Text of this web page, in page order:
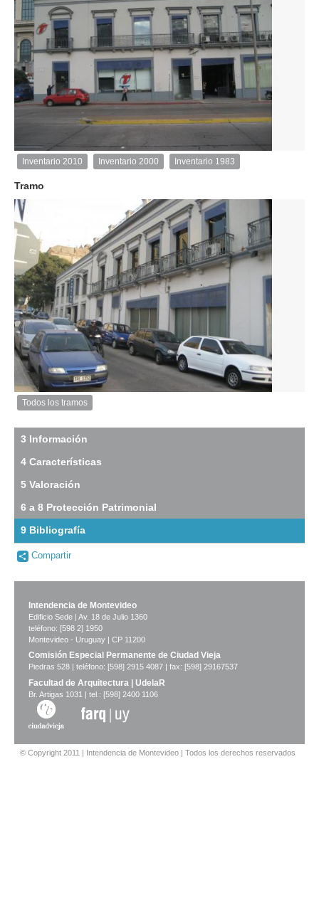
Inventario
2010
Descargar
imagen
original
Inventario 2010
Inventario 2010
Descarga tamaño original
Anterior
Pausa Siguiente
Inventario 2000 Inventario 1983
Tramo
Imagen
tramo:
(So
Descargar
original
Todos los tramos
Descarga tamaño completo
Anterior Pausa Siguiente
3 Información
4 Características
5 Valoración
6 a 8 Protección Patrimonial
9 Bibliografía
no
Compartir
Intendencia de Montevideo
Edificio Sede | Av. 18 de Julio 1360
teléfono: [598 2] 1950
Montevideo - Uruguay | CP 11200
Comisión Especial Permanente de Ciudad Vieja
Piedras 528 | teléfono: [598] 2915 4087 | fax: [598] 29167537
Facultad de Arquitectura | UdelaR
Br. Artigas 1031 | tel.: [598] 2400 1106
© Copyright 2011 | Intendencia de Montevideo | Todos los derechos reservados